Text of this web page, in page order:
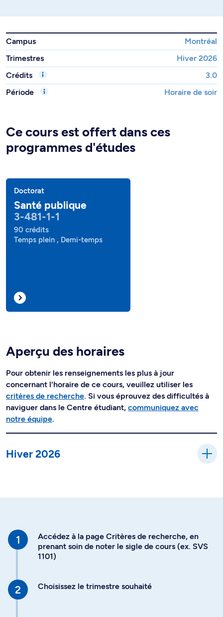
Campus
Montréal
Trimestres
Hiver 2026
Crédits
3.0
Période
Horaire de soir
Ce cours est offert dans ces
programmes d'études
Doctorat
Santé publique
3-481-1-1
90 crédits
Temps plein , Demi-temps
Aperçu des horaires
Pour obtenir les renseignements les plus à jour
concernant l'horaire de ce cours, veuillez utiliser les
critères de recherche. Si vous éprouvez des difficultés à
naviguer dans le Centre étudiant, communiquez avec
notre équipe.
Hiver 2026
Accédez à la page Critères de recherche, en
prenant soin de noter le sigle de cours (ex. SVS
1101)
Choisissez le trimestre souhaité